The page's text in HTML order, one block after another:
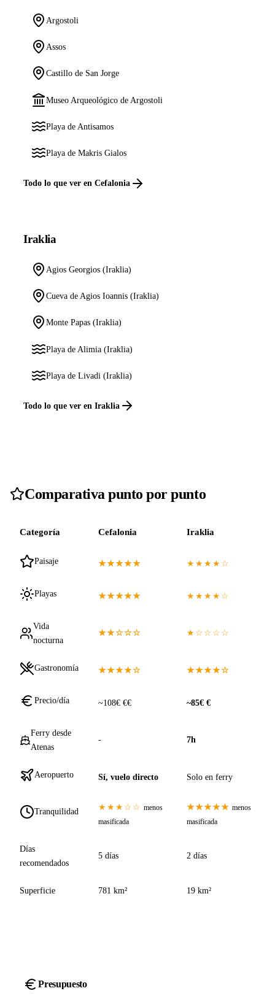
Argostoli
Assos
Castillo de San Jorge
Museo Arqueológico de Argostoli
Playa de Antisamos
Playa de Makris Gialos
Todo lo que ver en Cefalonia
Iraklia
Agios Georgios (Iraklia)
Cueva de Agios Ioannis (Iraklia)
Monte Papas (Iraklia)
Playa de Alimia (Iraklia)
Playa de Livadi (Iraklia)
Todo lo que ver en Iraklia
Comparativa punto por punto
Categoría Cefalonia Iraklia
Paisaje ★★★★★ ★★★★☆
Playas ★★★★★ ★★★★☆
Vida
nocturna
★★☆☆☆ ★☆☆☆☆
Gastronomía ★★★★☆ ★★★★☆
Precio/día ~108€ €€ ~85€ €
Ferry desde
Atenas
- 7h
Aeropuerto Sí, vuelo directo Solo en ferry
Tranquilidad ★★★☆☆ menos
masificada
★★★★★ menos
masificada
Días
recomendados
5 días 2 días
Superficie 781 km² 19 km²
Presupuesto